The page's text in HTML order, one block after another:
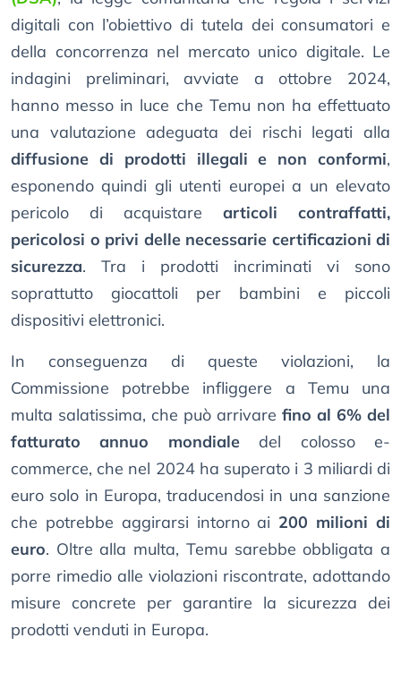
digitali con l’obiettivo di tutela dei consumatori e
della concorrenza nel mercato unico digitale. Le
indagini preliminari, avviate a ottobre 2024,
hanno messo in luce che Temu non ha effettuato
una valutazione adeguata dei rischi legati alla
diffusione di prodotti illegali e non conformi,
esponendo quindi gli utenti europei a un elevato
pericolo di acquistare articoli contraffatti,
pericolosi o privi delle necessarie certificazioni di
sicurezza. Tra i prodotti incriminati vi sono
soprattutto giocattoli per bambini e piccoli
dispositivi elettronici.
In conseguenza di queste violazioni, la
Commissione potrebbe infliggere a Temu una
multa salatissima, che può arrivare fino al 6% del
fatturato annuo mondialedel colosso e-
commerce, che nel 2024 ha superato i 3 miliardi di
euro solo in Europa, traducendosi in una sanzione
che potrebbe aggirarsi intorno ai 200 milioni di
euro. Oltre alla multa, Temu sarebbe obbligata a
porre rimedio alle violazioni riscontrate, adottando
misure concrete per garantire la sicurezza dei
prodotti venduti in Europa.